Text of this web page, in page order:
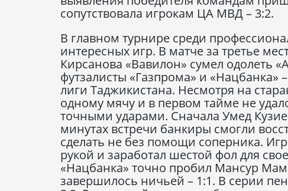
сопутствовала игрокам ЦА МВД – 3:2.
В главном турнире среди
интересных игр. В матче за третье
Кирсанова «Вавилон» сумел одолеть
футзалисты «Газпрома» и «Нацбанка»
лиги Таджикистана. Несмотря на
одному мячу и в первом тайме не
точными ударами. Сначала Умед
минутах встречи банкиры смогли
сделать не без помощи соперника.
рукой и заработал шестой фол для
«Нацбанка» точно пробил Мансур
завершилось ничьей – 1:1. В серии